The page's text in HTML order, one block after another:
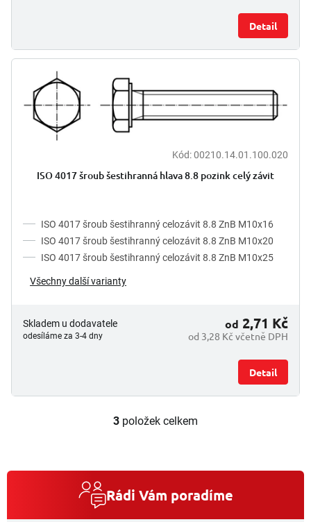
Detail
Kód:00210.14.01.100.020
ISO 4017 šroub šestihranná hlava 8.8 pozink celý závit
ISO 4017 šroub šestihranný celozávit 8.8 ZnB M10x16
ISO 4017 šroub šestihranný celozávit 8.8 ZnB M10x20
ISO 4017 šroub šestihranný celozávit 8.8 ZnB M10x25
Všechny další varianty
Skladem u dodavatele
odesíláme za 3-4 dny od 3,28 Kč včetně DPH
od 2,71 Kč
Detail
O
a
í
3 položek celkem
Rádi Vám poradíme